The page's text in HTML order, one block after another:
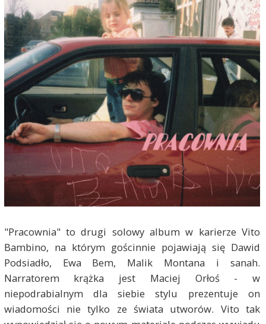
"Pracownia" to drugi solowy album w karierze Vito
Bambino, na którym gościnnie pojawiają się Dawid
Podsiadło, Ewa Bem, Malik Montana i sanah.
Narratorem krążka jest Maciej Orłoś - w
niepodrabialnym dla siebie stylu prezentuje on
wiadomości nie tylko ze świata utworów. Vito tak